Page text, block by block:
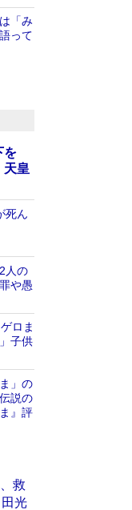
「み
って
を
天皇
死ん
人の
や愚
ロま
子供
」の
説の
』評
マ
救
光